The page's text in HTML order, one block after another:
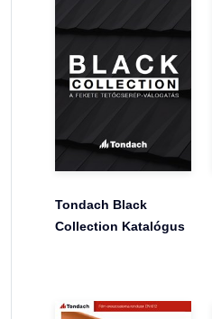
Tondach Black
Collection Katalógus